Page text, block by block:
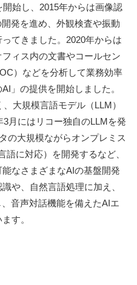
始し、2015年からは画像認
発を進め、外観検査や振動
てきました。2020年からは
ィス内の文書やコールセン
）などを分析して業務効率
」の提供を開始しました。
大規模言語モデル（LLM）
月にはリコー独自のLLMを発
の大規模ながらオンプレミス
語に対応）を開発するなど、
なさまざまなAIの基盤開発
や、自然言語処理に加え、
音声対話機能を備えたAIエ
す。